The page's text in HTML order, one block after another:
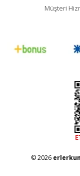
Müşteri
© 2026